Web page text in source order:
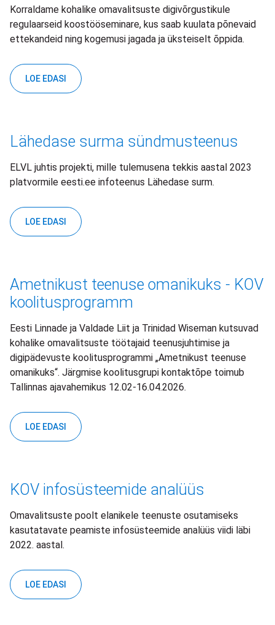
Korraldame kohalike omavalitsuste digivõrgustikule
regulaarseid koostööseminare, kus saab kuulata põnevaid
ettekandeid ning kogemusi jagada ja üksteiselt õppida.
LOE EDASI
Lähedase surma sündmusteenus
ELVL juhtis projekti, mille tulemusena tekkis aastal 2023
platvormile eesti.ee infoteenus Lähedase surm.
LOE EDASI
Ametnikust teenuse omanikuks - KOV
koolitusprogramm
Eesti Linnade ja Valdade Liit ja Trinidad Wiseman kutsuvad
kohalike omavalitsuste töötajaid teenusjuhtimise ja
digipädevuste koolitusprogrammi „Ametnikust teenuse
omanikuks“. Järgmise koolitusgrupi kontaktõpe toimub
Tallinnas ajavahemikus 12.02-16.04.2026.
LOE EDASI
KOV infosüsteemide analüüs
Omavalitsuste poolt elanikele teenuste osutamiseks
kasutatavate peamiste infosüsteemide analüüs viidi läbi
2022. aastal.
LOE EDASI